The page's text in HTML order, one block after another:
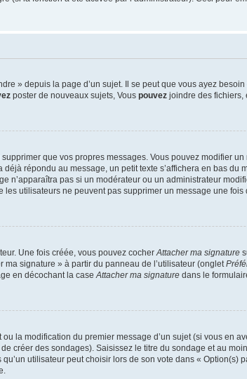
» depuis la page d’un sujet. Il se peut que vous ayez
poster de nouveaux sujets, Vous pouvez joindre des fichiers,
que vos propres messages. Vous pouvez modifier
répondu au message, un petit texte s’affichera en bas du
n’apparaîtra pas si un modérateur ou un administrateur
utilisateurs ne peuvent pas supprimer un message une fois
Une fois créée, vous pouvez cocher Attacher ma signature
signature » à partir du panneau de l’utilisateur (onglet
en décochant la case Attacher ma signature dans le
la modification du premier message d’un sujet (si vous en
créer des sondages). Saisissez le titre du sondage et au
utilisateur peut choisir lors de son vote dans « Option(s)